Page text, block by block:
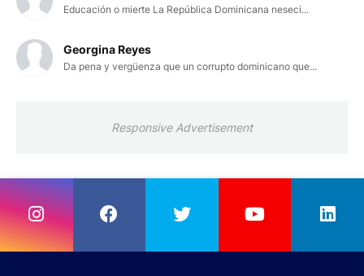
Educación o mierte La República Dominicana neseci...
Georgina Reyes
Da pena y vergüenza que un corrupto dominicano que...
Responsive Advertisement